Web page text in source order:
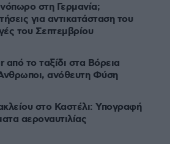
στη Γερμανία;
για αντικατάσταση του
του Σεπτεμβρίου
το ταξίδι στα Βόρεια
ανόθευτη Φύση
στο Καστέλι: Υπογραφή
αεροναυτιλίας